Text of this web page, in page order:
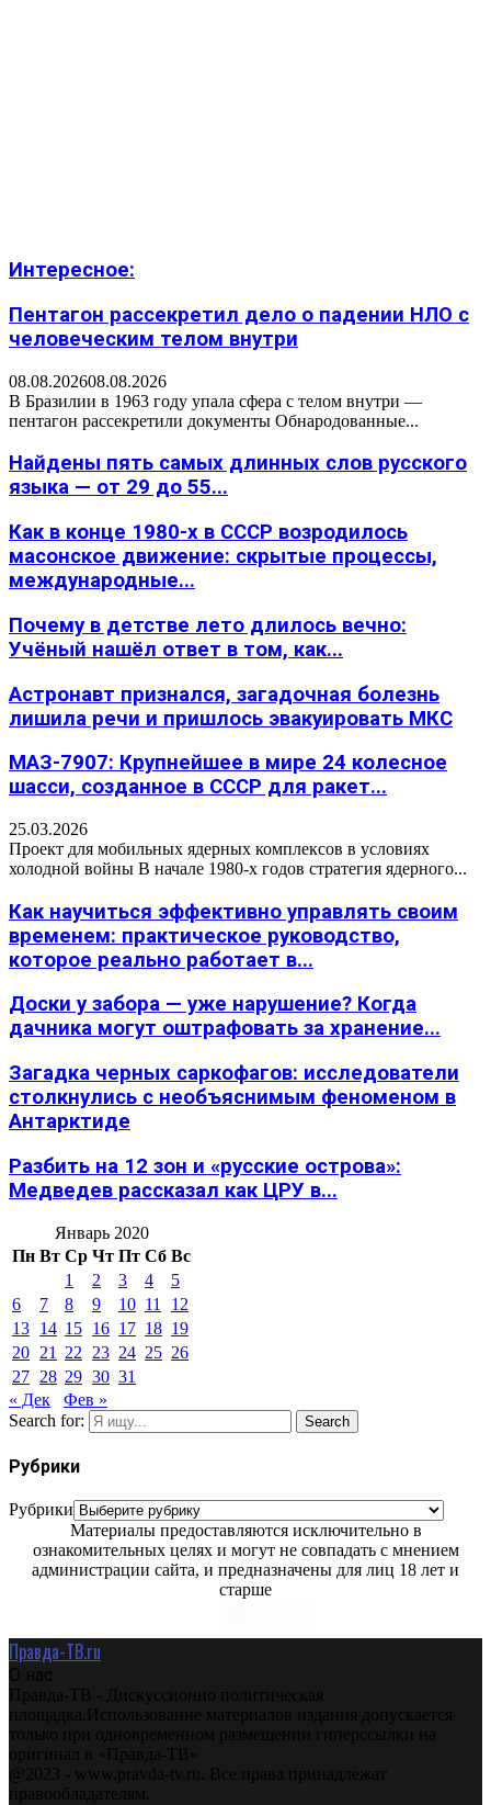
Интересное:
Пентагон рассекретил дело о падении НЛО с
человеческим телом внутри
08.08.202608.08.2026
В Бразилии в 1963 году упала сфера с телом внутри —
пентагон рассекретили документы Обнародованные...
Найдены пять самых длинных слов русского
языка — от 29 до 55...
Как в конце 1980-х в СССР возродилось
масонское движение: скрытые процессы,
международные...
Почему в детстве лето длилось вечно:
Учёный нашёл ответ в том, как...
Астронавт признался, загадочная болезнь
лишила речи и пришлось эвакуировать МКС
МАЗ-7907: Крупнейшее в мире 24 колесное
шасси, созданное в СССР для ракет...
25.03.2026
Проект для мобильных ядерных комплексов в условиях
холодной войны В начале 1980-х годов стратегия ядерного...
Как научиться эффективно управлять своим
временем: практическое руководство,
которое реально работает в...
Доски у забора — уже нарушение? Когда
дачника могут оштрафовать за хранение...
Загадка черных саркофагов: исследователи
столкнулись с необъяснимым феноменом в
Антарктиде
Разбить на 12 зон и «русские острова»:
Медведев рассказал как ЦРУ в...
Январь 2020
Пн Вт Ср Чт Пт Сб Вс
1
2 3 4
5
6
7 8 9 10 11
12
13 14 15 16 17 18 19
20 21 22 23 24 25 26
27 28 29 30 31
« Дек
Фев »
Search for:
Search
Рубрики
Рубрики
Материалы предоставляются исключительно в
ознакомительных целях и могут не совпадать с мнением
администрации сайта, и предназначены для лиц 18 лет и
старше
Правда-ТВ.ru
О нас
Правда-ТВ - Дискуссионно политическая
площадка.Использование материалов издания допускается
только при одновременном размещении гиперссылки на
оригинал в «Правда-ТВ»
@2023 - www.pravda-tv.ru. Все права принадлежат
правообладателям.